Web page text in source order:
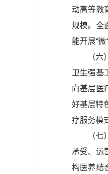
动高等教
规模。全
能开展“
（
卫生强基
向基层医
好基层特
疗服务模
（
承受、运
构医养结